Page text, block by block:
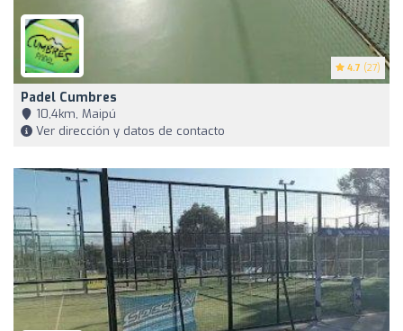
4.7 (27)
Padel Cumbres
10,4km, Maipú
Ver dirección y datos de contacto